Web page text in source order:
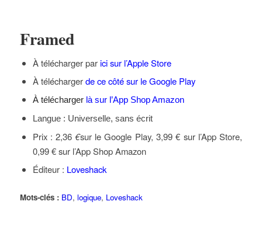
Framed
À télécharger parici sur l’Apple Store
À téléchargerde ce côté sur le Google Play
À télécharger là sur l’App Shop Amazon
Langue : Universelle, sans écrit
Prix : 2,36€sur le Google Play, 3,99 € sur l’App Store,
0,99 € sur l’App Shop Amazon
Éditeur : Loveshack
Mots-clés : BD, logique, Loveshack